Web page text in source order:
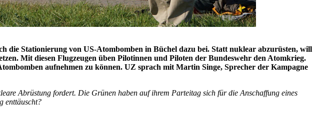
Stationierung von US-Atombomben in Büchel dazu bei. Statt nuklear abzurüsten, will
Mit diesen Flugzeugen üben Pilotinnen und Piloten der Bundeswehr den Atomkrieg.
aufnehmen zu können. UZ sprach mit Martin Singe, Sprecher der Kampagne
Abrüstung fordert. Die Grünen haben auf ihrem Parteitag sich für die Anschaffung eines
enttäuscht?